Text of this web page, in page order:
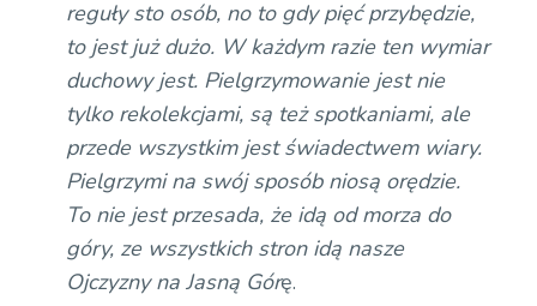
reguły sto osób, no to gdy pięć przybędzie,
to jest już dużo. W każdym razie ten wymiar
duchowy jest. Pielgrzymowanie jest nie
tylko rekolekcjami, są też spotkaniami, ale
przede wszystkim jest świadectwem wiary.
Pielgrzymi na swój sposób niosą orędzie.
To nie jest przesada, że idą od morza do
góry, ze wszystkich stron idą nasze
Ojczyzny na Jasną Górę.